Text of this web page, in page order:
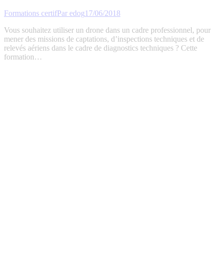
Formations certifPar edog17/06/2018
Vous souhaitez utiliser un drone dans un cadre professionnel, pour
mener des missions de captations, d’inspections techniques et de
relevés aériens dans le cadre de diagnostics techniques ? Cette
formation…